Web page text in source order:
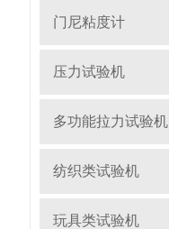
门尼粘度计
压力试验机
多功能拉力试验机
纺织类试验机
玩具类试验机